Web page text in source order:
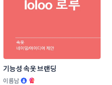
기능성 속옷 브랜딩
이름남